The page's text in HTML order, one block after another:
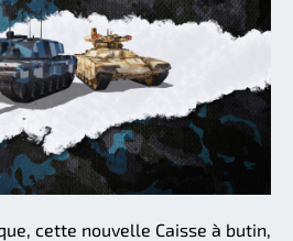
cette nouvelle Caisse à butin,